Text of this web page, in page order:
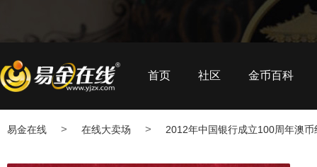
首页 社区 金币百科
易金在线 > 在线大卖场 > 2012年中国银行成立100周年澳币